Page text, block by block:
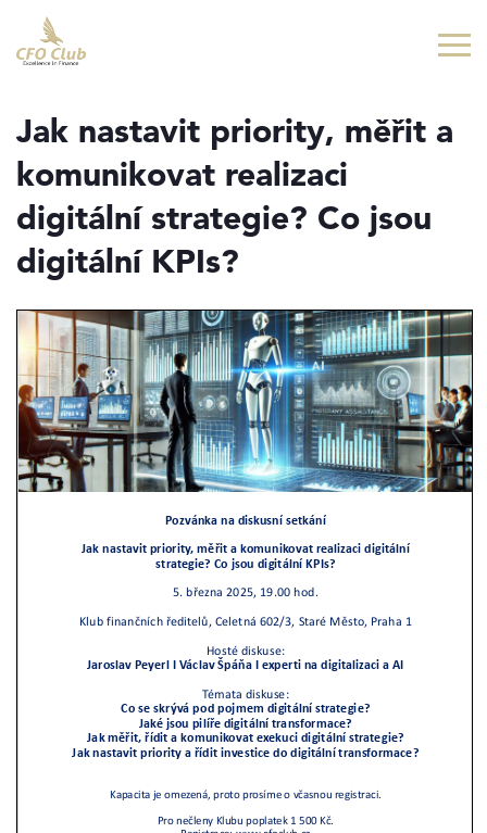
hlavní
hlavní
Jak nastavit priority, měřit a
komunikovat realizaci
digitální strategie? Co jsou
digitální KPIs?